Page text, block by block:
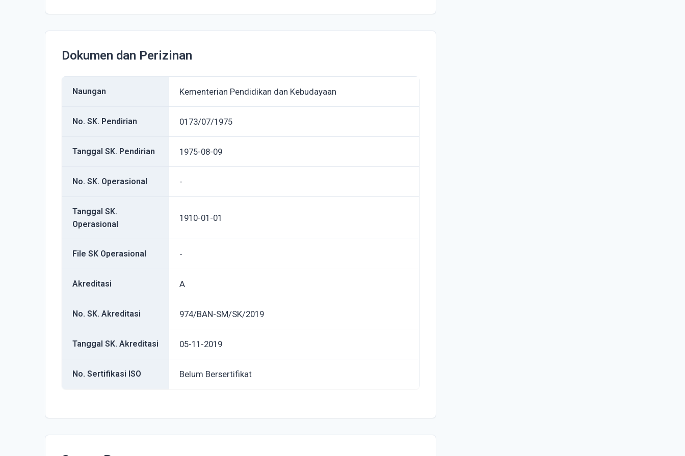
Dokumen dan Perizinan
Naungan Kementerian Pendidikan dan Kebudayaan
No. SK. Pendirian 0173/07/1975
Tanggal SK. Pendirian 1975-08-09
No. SK. Operasional -
Tanggal SK.
Operasional
1910-01-01
File SK Operasional -
Akreditasi A
No. SK. Akreditasi 974/BAN-SM/SK/2019
Tanggal SK. Akreditasi 05-11-2019
No. Sertifikasi ISO Belum Bersertifikat